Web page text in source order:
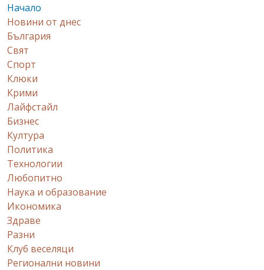
Начало
Новини от днес
България
Свят
Спорт
Клюки
Крими
Лайфстайл
Бизнес
Култура
Политика
Технологии
Любопитно
Наука и образование
Икономика
Здраве
Разни
Клуб веселяци
Регионални новини